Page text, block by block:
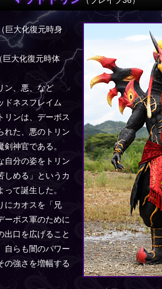
巨大化復元時身
大化復元時体
ン、悪、など
ドネスフレイム
リンは、デーボス
れた、悪のトリン
剣神官である。
自分の姿をトリン
しめる」というカ
て誕生した。
にカオスを「兄
ーボス軍のために
出口を広げること
自らも闇のパワー
の強さを増幅する